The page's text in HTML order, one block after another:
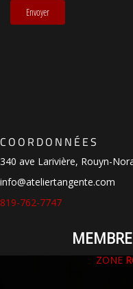
COORDONNÉES
340 ave Larivière, Rouyn-
info@ateliertangente.com
819-762-7747
ZONE